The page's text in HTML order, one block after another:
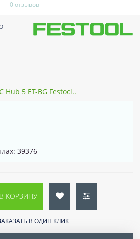
0 отзывов
Hub 5 ET-BG Festool..
39376
В КОРЗИНУ
В ОДИН КЛИК